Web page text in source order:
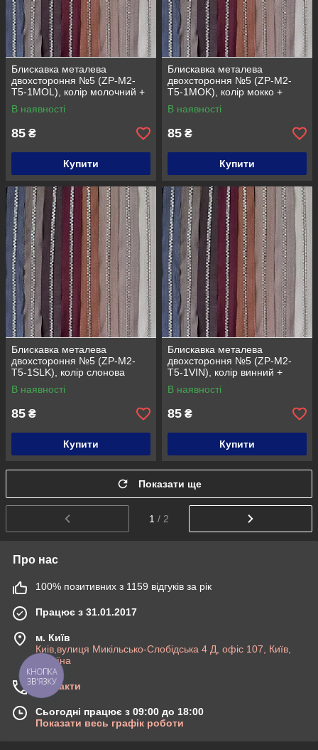
Блискавка металева
двохстороння №5 (ZP-M2-
T5-1MOL), колір молочний +
нікель
В наявності
85 ₴
Купити
Блискавка металева
двохстороння №5 (ZP-M2-
T5-1MOK), колір мокко +
нікель
В наявності
85 ₴
Купити
Блискавка металева
двохстороння №5 (ZP-M2-
T5-1SLK), колір слонова
кістка + нікель
В наявності
85 ₴
Купити
Блискавка металева
двохстороння №5 (ZP-M2-
T5-1VIN), колір винний +
нікель
В наявності
85 ₴
Купити
Показати ще
1 / 2
Про нас
100% позитивних з 1159 відгуків за рік
Працює з 31.01.2017
м. Київ
Киів,вулиця Микільсько-Слобідська 4 Д, офіс 107, Київ,
Україна
Контакти
Сьогодні працює з 09:00 до 18:00
Показати весь графік роботи
КНОПКА
ЗВ'ЯЗКУ